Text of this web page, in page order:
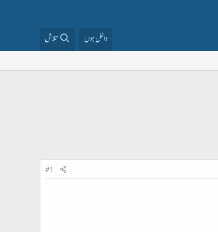
داخل ہوں تلاش
#1